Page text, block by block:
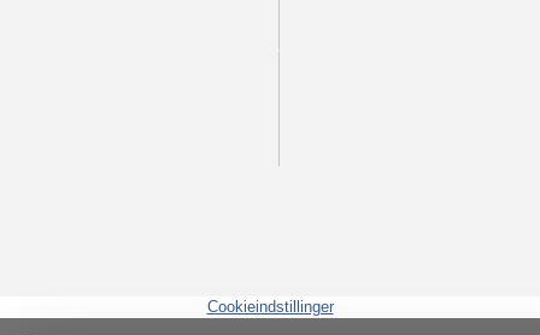
Cookieindstillinger